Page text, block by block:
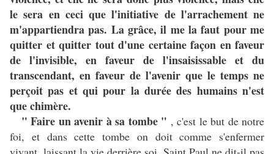
le sera en ceci que l'initiative de l'arrachement ne
m'appartiendra pas. La grâce, il me la faut pour me
quitter et quitter tout d'une certaine façon en faveur
de l'invisible, en faveur de l'insaisissable et du
transcendant, en faveur de l'avenir que le temps ne
perçoit pas et qui pour la durée des humains n'est
que chimère.
" Faire un avenir à sa tombe " , c'est le but de notre
foi, et dans cette tombe on doit comme s'enfermer